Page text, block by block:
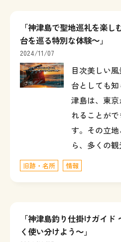
「神津島で聖地巡礼を楽
台を巡る特別な体験～」
2024/11/07
目次美しい
台としても
津島は、東
れることが
す。その立
ら、多くの
旧跡・名所 情報
「神津島釣り仕掛けガイ
く使い分けよう～」